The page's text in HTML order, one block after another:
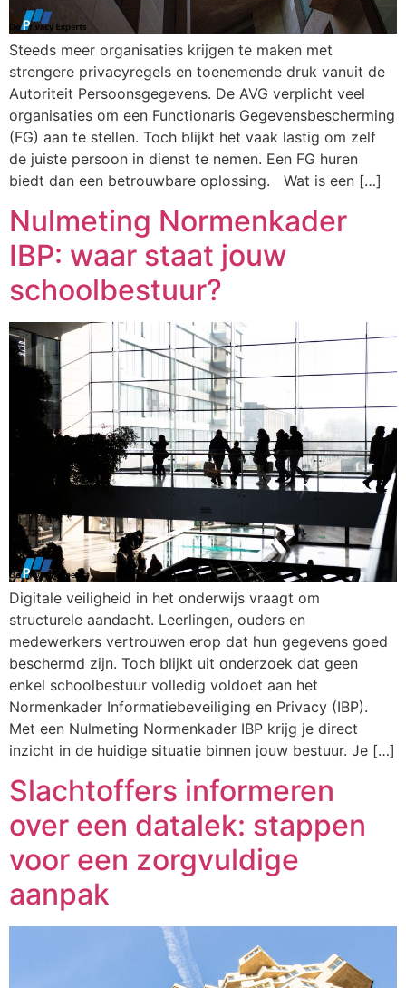
Steeds meer organisaties krijgen te maken met
strengere privacyregels en toenemende druk vanuit de
Autoriteit Persoonsgegevens. De AVG verplicht veel
organisaties om een Functionaris Gegevensbescherming
(FG) aan te stellen. Toch blijkt het vaak lastig om zelf
de juiste persoon in dienst te nemen. Een FG huren
biedt dan een betrouwbare oplossing. Wat is een […]
Nulmeting Normenkader
IBP: waar staat jouw
schoolbestuur?
Digitale veiligheid in het onderwijs vraagt om
structurele aandacht. Leerlingen, ouders en
medewerkers vertrouwen erop dat hun gegevens goed
beschermd zijn. Toch blijkt uit onderzoek dat geen
enkel schoolbestuur volledig voldoet aan het
Normenkader Informatiebeveiliging en Privacy (IBP).
Met een Nulmeting Normenkader IBP krijg je direct
inzicht in de huidige situatie binnen jouw bestuur. Je […]
Slachtoffers informeren
over een datalek: stappen
voor een zorgvuldige
aanpak